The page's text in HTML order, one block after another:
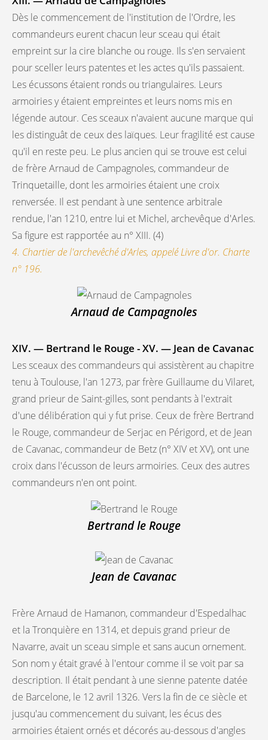
Dès le commencement de l'institution de l'Ordre, les
commandeurs eurent chacun leur sceau qui était
empreint sur la cire blanche ou rouge. Ils s'en servaient
pour sceller leurs patentes et les actes qu'ils passaient.
Les écussons étaient ronds ou triangulaires. Leurs
armoiries y étaient empreintes et leurs noms mis en
légende autour. Ces sceaux n'avaient aucune marque qui
les distinguât de ceux des laïques. Leur fragilité est cause
qu'il en reste peu. Le plus ancien qui se trouve est celui
de frère Arnaud de Campagnoles, commandeur de
Trinquetaille, dont les armoiries étaient une croix
renversée. Il est pendant à une sentence arbitrale
rendue, l'an 1210, entre lui et Michel, archevêque d'Arles.
Sa figure est rapportée au n° XIII. (4)
4. Chartier de l'archevêché d'Arles, appelé Livre d'or. Charte
n° 196.
Arnaud de Campagnoles
XIV. — Bertrand le Rouge - XV. — Jean de Cavanac
Les sceaux des commandeurs qui assistèrent au chapitre
tenu à Toulouse, l'an 1273, par frère Guillaume du Vilaret,
grand prieur de Saint-gilles, sont pendants à l'extrait
d'une délibération qui y fut prise. Ceux de frère Bertrand
le Rouge, commandeur de Serjac en Périgord, et de Jean
de Cavanac, commandeur de Betz (n° XIV et XV), ont une
croix dans l'écusson de leurs armoiries. Ceux des autres
commandeurs n'en ont point.
Bertrand le Rouge
Jean de Cavanac
Frère Arnaud de Hamanon, commandeur d'Espedalhac
et la Tronquière en 1314, et depuis grand prieur de
Navarre, avait un sceau simple et sans aucun ornement.
Son nom y était gravé à l'entour comme il se voit par sa
description. Il était pendant à une sienne patente datée
de Barcelone, le 12 avril 1326. Vers la fin de ce siècle et
jusqu'au commencement du suivant, les écus des
armoiries étaient ornés et décorés au-dessous d'angles